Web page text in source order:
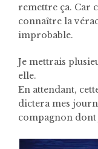
remettre ça. Car
connaître la
improbable.
Je mettrais
elle.
En attendant,
dictera mes
compagnon dont